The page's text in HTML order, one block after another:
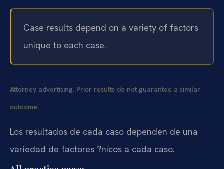
Case results depend on a variety of factors
unique to each case.
Attorney advertising. Prior results do not guarantee a similar
outcome.
Los resultados de cada caso dependen de una
variedad de factores ?nicos a cada caso.